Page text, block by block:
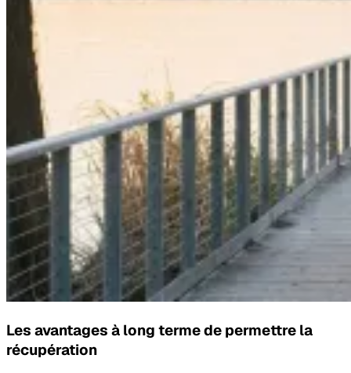
Les avantages à long terme de permettre la
récupération